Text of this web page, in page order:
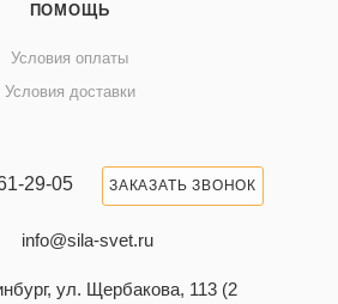
ПОМОЩЬ
Условия оплаты
Условия доставки
29-05 ЗАКАЗАТЬ ЗВОНОК
info@sila-svet.ru
ул. Щербакова, 113 (2